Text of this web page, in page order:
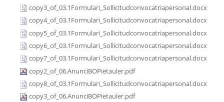
copy3_of_03.1Formulari_Sollicitudconvocatriapersonal.docx
copy4_of_03.1Formulari_Sollicitudconvocatriapersonal.docx
copy5_of_03.1Formulari_Sollicitudconvocatriapersonal.docx
copy6_of_03.1Formulari_Sollicitudconvocatriapersonal.docx
copy7_of_03.1Formulari_Sollicitudconvocatriapersonal.docx
copy2_of_06.AnunciBOPietauler.pdf
copy8_of_03.1Formulari_Sollicitudconvocatriapersonal.docx
copy3_of_06.AnunciBOPietauler.pdf